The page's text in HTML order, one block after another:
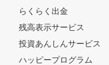
らくらく出金
残高表示サービス
投資あんしんサービス
ハッピープログラム